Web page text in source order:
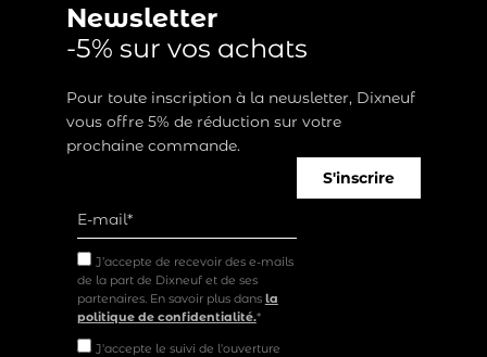
Newsletter
-5% sur vos achats
Pour toute inscription à la newsletter, Dixneuf
vous offre 5% de réduction sur votre
prochaine commande.
J’accepte de recevoir des e-mails
de la part de Dixneuf et de ses
partenaires. En savoir plus dans la
politique de confidentialité.*
J'accepte le suivi de l'ouverture
S'inscrire